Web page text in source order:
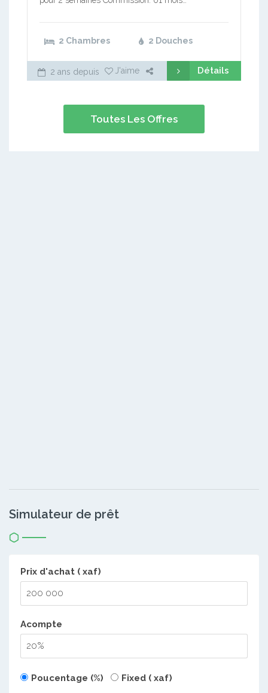
2 Chambres 2 Douches
2 ans depuis J'aime Détails
Toutes Les Offres
Simulateur de prêt
Prix d'achat ( xaf)
Acompte
Poucentage (%) Fixed ( xaf)